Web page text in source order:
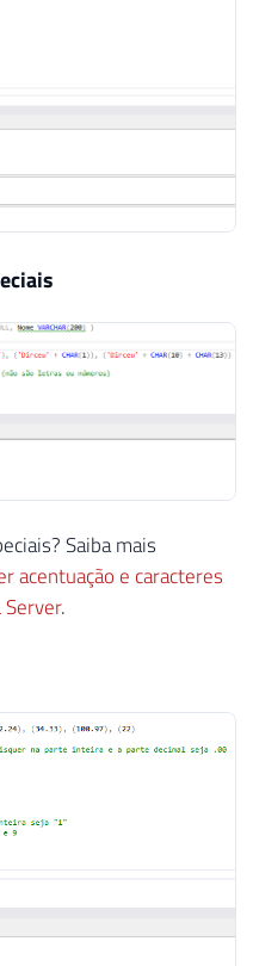
Saiba mais
acentuação e caracteres
.